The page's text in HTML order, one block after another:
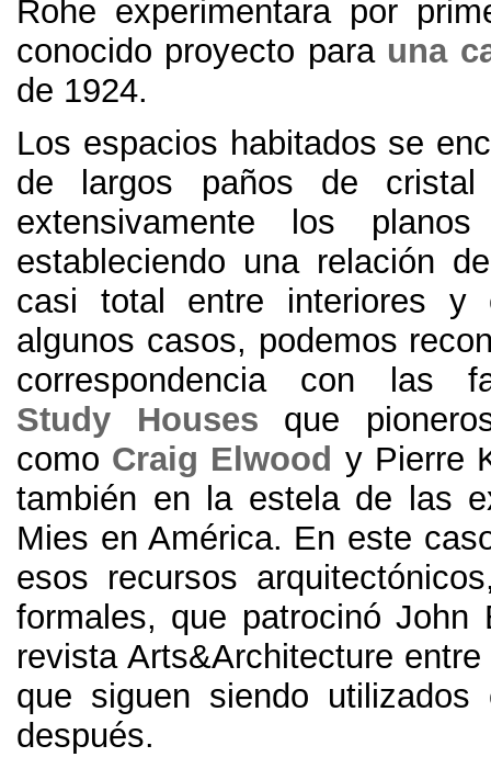
Rohe experimentara por
conocido proyecto para una
de 1924.
Los espacios habitados se
de largos paños de cristal
extensivamente los
estableciendo una relación
casi total entre interiores y
algunos casos, podemos
correspondencia con las
Study Houses que
como Craig Elwood y Pierre
también en la estela de las
Mies en América. En este
esos recursos
formales, que patrocinó John
revista Arts&Architecture
que siguen siendo utilizados
después.